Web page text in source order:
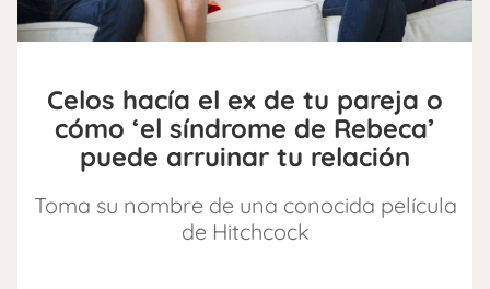
Celos hacía el ex de tu pareja o
cómo ‘el síndrome de Rebeca’
puede arruinar tu relación
Toma su nombre de una conocida película
de Hitchcock